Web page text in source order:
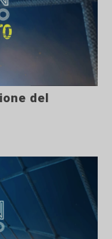
del